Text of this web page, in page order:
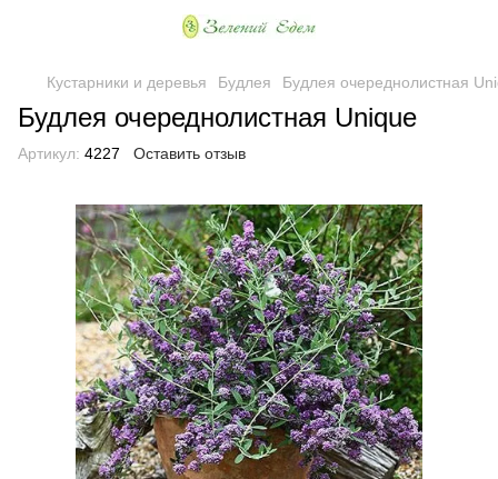
Кустарники и деревья Будлея Будлея очереднолистная
Будлея очереднолистная Unique
Артикул: 4227 Оставить отзыв